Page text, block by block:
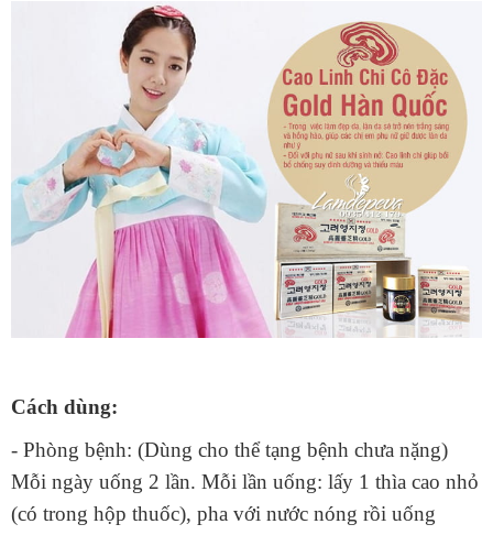
Cách dùng:
- Phòng bệnh: (Dùng cho thể tạng bệnh chưa nặng)
Mỗi ngày uống 2 lần. Mỗi lần uống: lấy 1 thìa cao nhỏ
(có trong hộp thuốc), pha với nước nóng rồi uống